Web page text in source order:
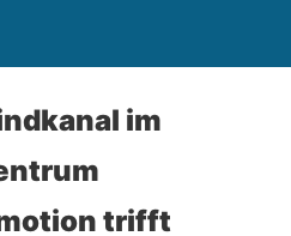
im
trifft